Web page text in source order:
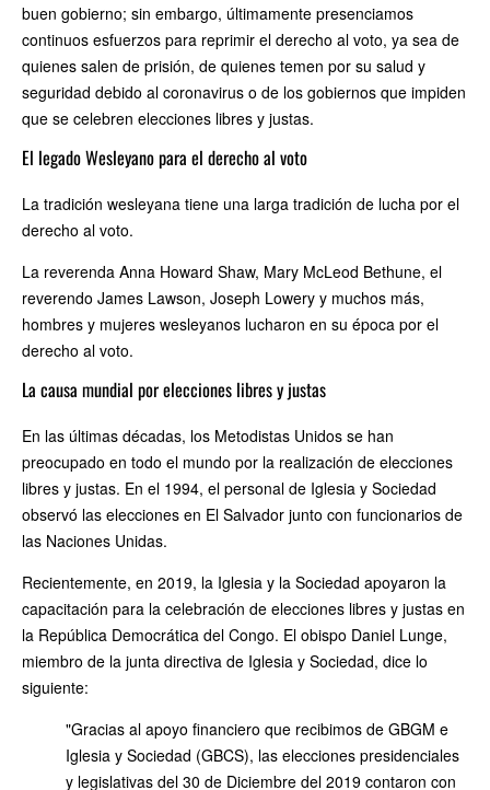
buen gobierno; sin embargo, últimamente presenciamos
continuos esfuerzos para reprimir el derecho al voto, ya sea de
quienes salen de prisión, de quienes temen por su salud y
seguridad debido al coronavirus o de los gobiernos que impiden
que se celebren elecciones libres y justas.
El legado Wesleyano para el derecho al voto
La tradición wesleyana tiene una larga tradición de lucha por el
derecho al voto.
La reverenda Anna Howard Shaw, Mary McLeod Bethune, el
reverendo James Lawson, Joseph Lowery y muchos más,
hombres y mujeres wesleyanos lucharon en su época por el
derecho al voto.
La causa mundial por elecciones libres y justas
En las últimas décadas, los Metodistas Unidos se han
preocupado en todo el mundo por la realización de elecciones
libres y justas. En el 1994, el personal de Iglesia y Sociedad
observó las elecciones en El Salvador junto con funcionarios de
las Naciones Unidas.
Recientemente, en 2019, la Iglesia y la Sociedad apoyaron la
capacitación para la celebración de elecciones libres y justas en
la República Democrática del Congo. El obispo Daniel Lunge,
miembro de la junta directiva de Iglesia y Sociedad, dice lo
siguiente:
"Gracias al apoyo financiero que recibimos de GBGM e
Iglesia y Sociedad (GBCS), las elecciones presidenciales
y legislativas del 30 de Diciembre del 2019 contaron con